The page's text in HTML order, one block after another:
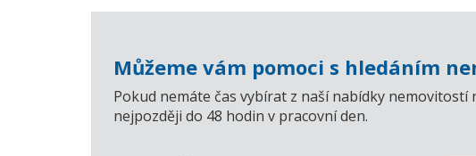
Můžeme vám pomoci s hledáním
Pokud nemáte čas vybírat z naší nabídky nemovitostí
nejpozději do 48 hodin v pracovní den.